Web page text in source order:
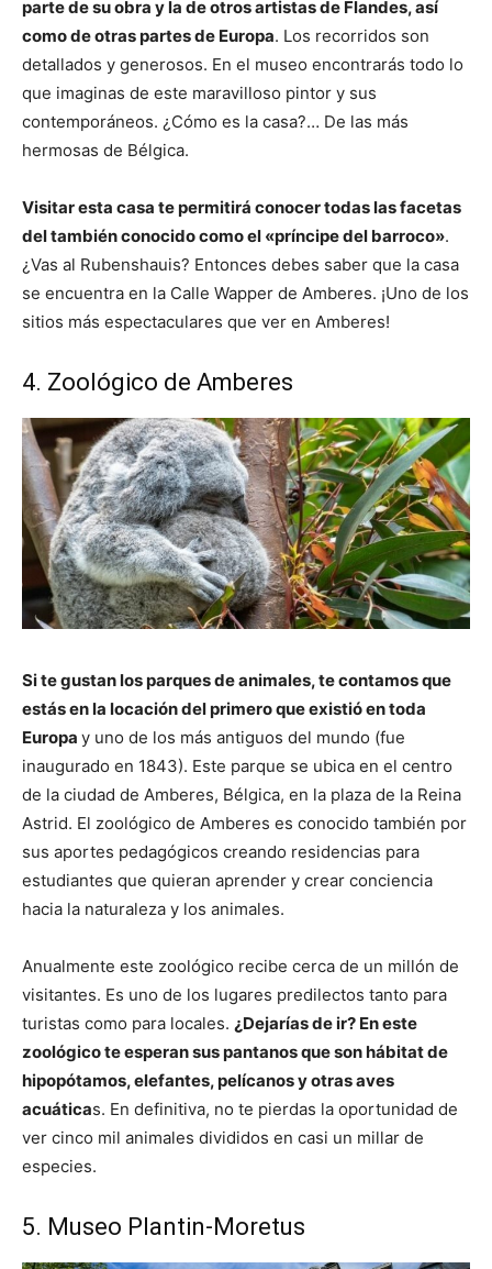
parte de su obra y la de otros artistas de Flandes, así
como de otras partes de Europa. Los recorridos son
detallados y generosos. En el museo encontrarás todo lo
que imaginas de este maravilloso pintor y sus
contemporáneos. ¿Cómo es la casa?… De las más
hermosas de Bélgica.
Visitar esta casa te permitirá conocer todas las facetas
del también conocido como el «príncipe del barroco».
¿Vas al Rubenshauis? Entonces debes saber que la casa
se encuentra en la Calle Wapper de Amberes. ¡Uno de los
sitios más espectaculares que ver en Amberes!
4. Zoológico de Amberes
Si te gustan los parques de animales, te contamos que
estás en la locación del primero que existió en toda
Europa y uno de los más antiguos del mundo (fue
inaugurado en 1843). Este parque se ubica en el centro
de la ciudad de Amberes, Bélgica, en la plaza de la Reina
Astrid. El zoológico de Amberes es conocido también por
sus aportes pedagógicos creando residencias para
estudiantes que quieran aprender y crear conciencia
hacia la naturaleza y los animales.
Anualmente este zoológico recibe cerca de un millón de
visitantes. Es uno de los lugares predilectos tanto para
turistas como para locales. ¿Dejarías de ir? En este
zoológico te esperan sus pantanos que son hábitat de
hipopótamos, elefantes, pelícanos y otras aves
acuáticas. En definitiva, no te pierdas la oportunidad de
ver cinco mil animales divididos en casi un millar de
especies.
5. Museo Plantin-Moretus